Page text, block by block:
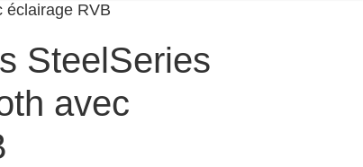
éclairage RVB
SteelSeries
avec